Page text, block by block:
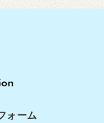
ォーム